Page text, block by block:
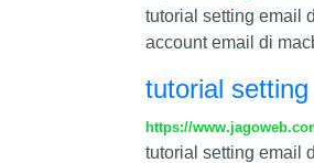
tutorial setting email
account email di
tutorial
https://
tutorial setting email